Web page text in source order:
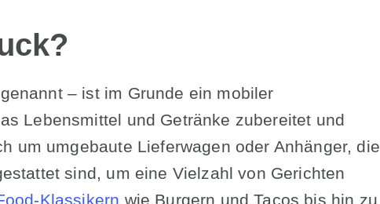
– ist im Grunde ein mobiler
Lebensmittel und Getränke zubereitet und
um umgebaute Lieferwagen oder Anhänger, die
sind, um eine Vielzahl von Gerichten
Klassikern wie Burgern und Tacos bis hin zu